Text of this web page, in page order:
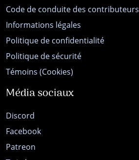
Code de conduite des contributeurs
Informations légales
Politique de confidentialité
Politique de sécurité
Témoins (Cookies)
Média sociaux
Discord
Facebook
Patreon